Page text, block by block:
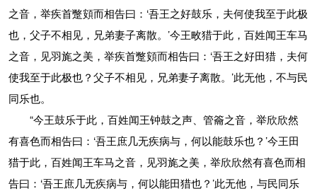
之音，举疾首蹩頞而相告曰：‘吾王之好鼓乐，夫何使我至于此极
也，父子不相见，兄弟妻子离散。’今王畋猎于此，百姓闻王车马
之音，见羽旄之美，举疾首蹩頞而相告曰：‘吾王之好田猎，夫何
使我至于此极也？父子不相见，兄弟妻子离散。’此无他，不与民
同乐也。
“今王鼓乐于此，百姓闻王钟鼓之声、管籥之音，举欣欣然
有喜色而相告曰：‘吾王庶几无疾病与，何以能鼓乐也？’今王田
猎于此，百姓闻王车马之音，见羽旄之美，举欣欣然有喜色而相
告曰：‘吾王庶几无疾病与，何以能田猎也？’此无他，与民同乐